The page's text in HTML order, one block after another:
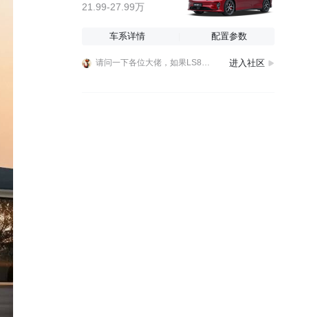
21.99-27.99万
车系详情 配置参数
请问一下各位大佬，如果LS8按一些消息说的，年底会出纯电版本，低配能不能上个单电机后驱无空悬的版本呢
进入社区